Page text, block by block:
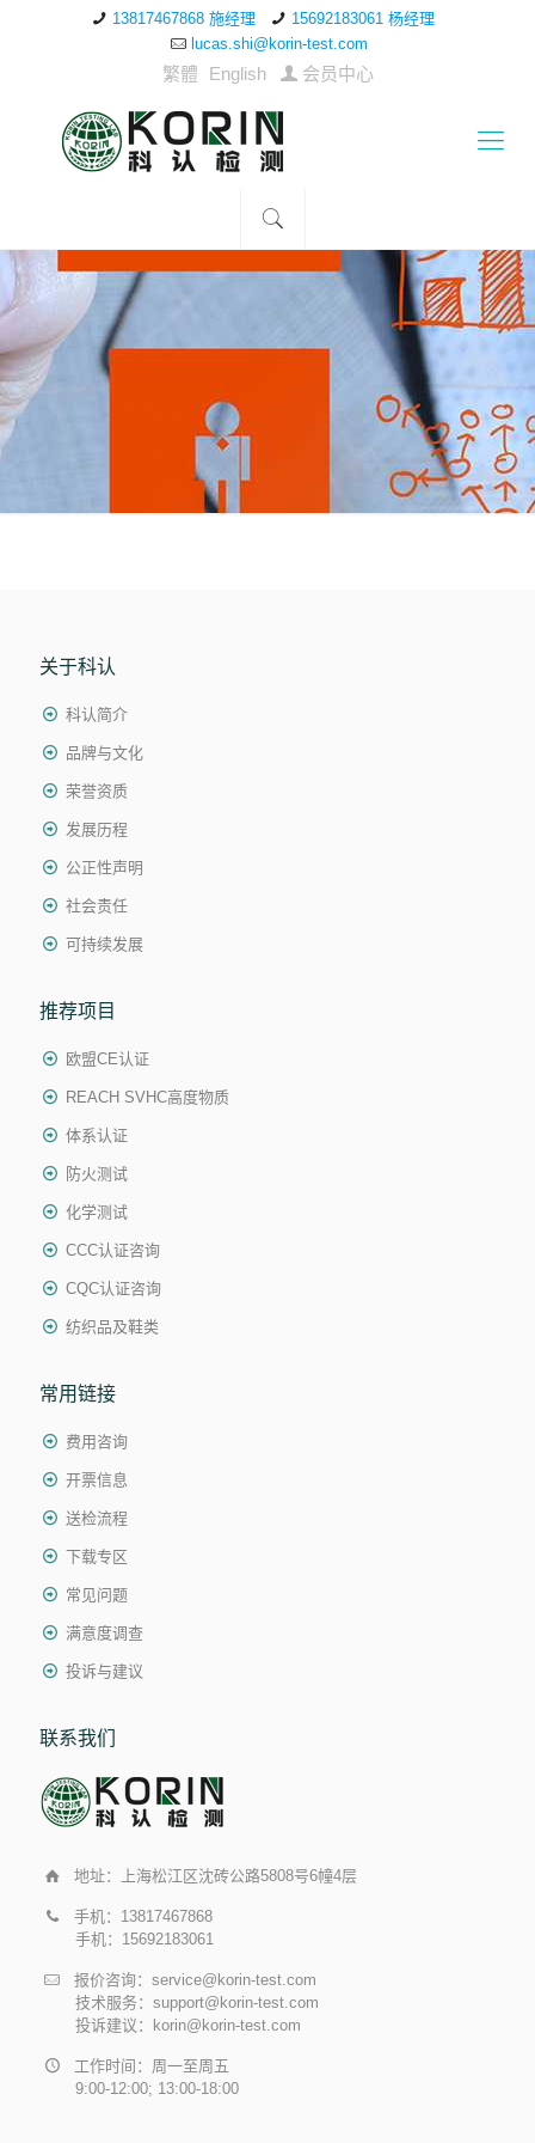
13817467868 施经理
15692183061 杨经理
lucas.shi@korin-test.com
繁體 English 会员中心
关于科认
科认简介
品牌与文化
荣誉资质
发展历程
公正性声明
社会责任
可持续发展
推荐项目
欧盟CE认证
REACH SVHC高度物质
体系认证
防火测试
化学测试
CCC认证咨询
CQC认证咨询
纺织品及鞋类
常用链接
费用咨询
开票信息
送检流程
下载专区
常见问题
满意度调查
投诉与建议
联系我们
地址：上海松江区沈砖公路5808号6幢4层
手机：13817467868
手机：15692183061
报价咨询：service@korin-test.com
技术服务：support@korin-test.com
投诉建议：korin@korin-test.com
工作时间：周一至周五
9:00-12:00; 13:00-18:00